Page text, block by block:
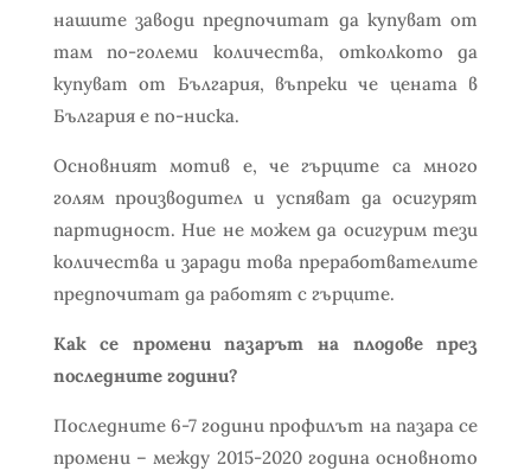
нашите заводи предпочитат да купуват от
там по-големи количества, отколкото да
купуват от България, въпреки че цената в
България е по-ниска.
Основният мотив е, че гърците са много
голям производител и успяват да осигурят
партидност. Ние не можем да осигурим тези
количества и заради това преработвателите
предпочитат да работят с гърците.
Как се промени пазарът на плодове през
последните години?
Последните 6-7 години профилът на пазара се
промени – между 2015-2020 година основното